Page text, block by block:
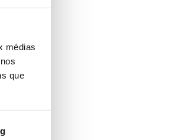
médias
que